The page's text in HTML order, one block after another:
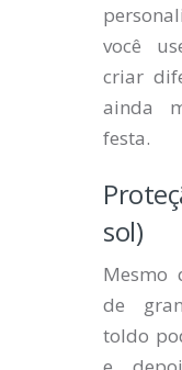
você
criar
ainda
festa.
sol)
Mesmo
de
toldo